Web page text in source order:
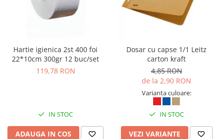
Hartie igienica 2st 400 foi
22*10cm 300gr 12 buc/set
119,78 RON
IN STOC
ADAUGA IN COS
Dosar cu capse 1/1 Leitz
carton kraft
4,85 RON
de la 2,90 RON
Varianta culoare:
IN STOC
VEZI VARIANTE